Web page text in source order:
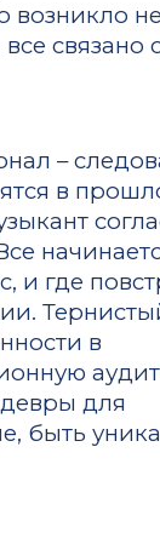
возникло
связано
–
в
и где
в
для
быть